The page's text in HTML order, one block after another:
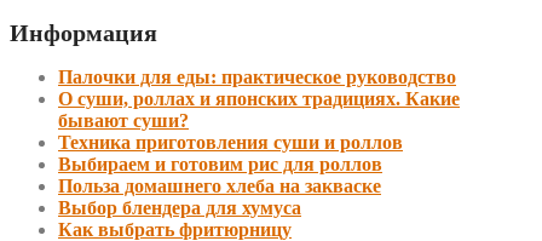
Информация
Палочки для еды: практическое руководство
О суши, роллах и японских традициях. Какие
бывают суши?
Техника приготовления суши и роллов
Выбираем и готовим рис для роллов
Польза домашнего хлеба на закваске
Выбор блендера для хумуса
Как выбрать фритюрницу